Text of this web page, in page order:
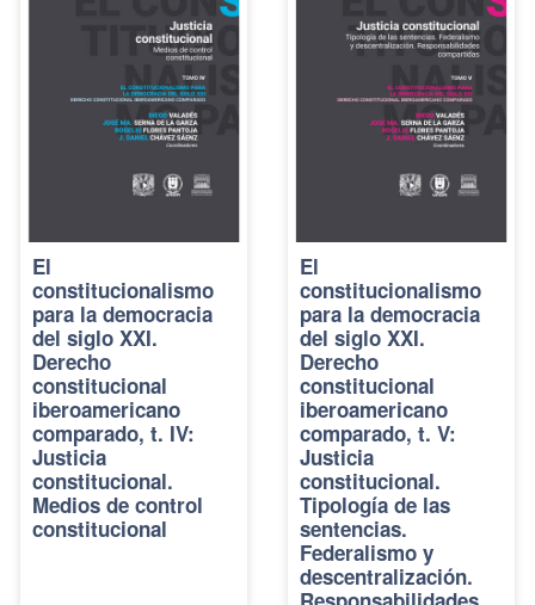
El
constitucionalismo
para la democracia
del siglo XXI.
Derecho
constitucional
iberoamericano
comparado, t. IV:
Justicia
constitucional.
Medios de control
constitucional
El
constitucionalismo
para la democracia
del siglo XXI.
Derecho
constitucional
iberoamericano
comparado, t. V:
Justicia
constitucional.
Tipología de las
sentencias.
Federalismo y
descentralización.